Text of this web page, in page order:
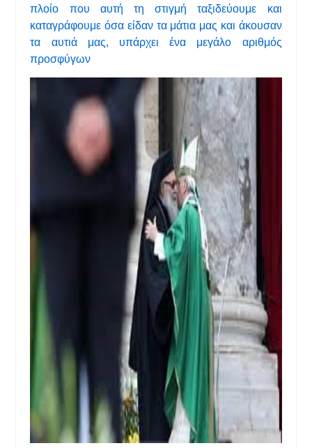
πλοίο που αυτή τη στιγμή ταξιδεύουμε και
καταγράφουμε όσα είδαν τα μάτια μας και άκουσαν
τα αυτιά μας, υπάρχει ένα μεγάλο αριθμός
προσφύγων